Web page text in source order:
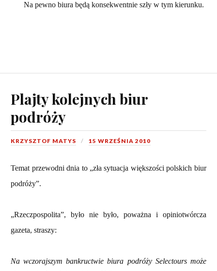
Na pewno biura będą konsekwentnie szły w tym kierunku.
Plajty kolejnych biur
podróży
KRZYSZTOF MATYS 15 WRZEŚNIA 2010
Temat przewodni dnia to „zła sytuacja większości polskich biur
podróży”.
„Rzeczpospolita”, było nie było, poważna i opiniotwórcza
gazeta, straszy:
Na wczorajszym bankructwie biura podróży Selectours może